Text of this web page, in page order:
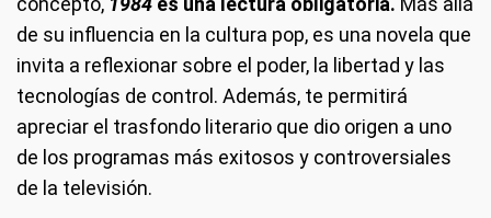
de su influencia en la cultura pop, es una novela que
invita a reflexionar sobre el poder, la libertad y las
tecnologías de control. Además, te permitirá
apreciar el trasfondo literario que dio origen a uno
de los programas más exitosos y controversiales
de la televisión.